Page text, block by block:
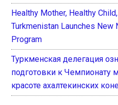
Healthy Mother, Healthy
Turkmenistan Launches New
Program
Туркменская делегация
подготовки к Чемпионату
красоте ахалтекинских